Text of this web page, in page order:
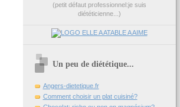
(petit défaut professionnel:je suis
diététicienne...)
Un peu de diététique...
Angers-dietetique.fr
Comment choisir un plat cuisiné?